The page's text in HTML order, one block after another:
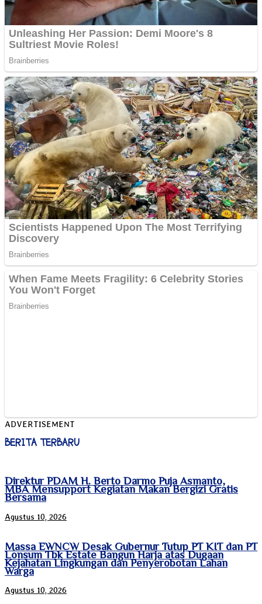
ADVERTISEMENT
BERITA TERBARU
Direktur PDAM H. Berto Darmo Puja Asmanto,
MBA Mensupport Kegiatan Makan Bergizi Gratis
Bersama
Agustus 10, 2026
Massa EWNCW Desak Gubernur Tutup PT KIT dan PT
Lonsum Tbk Estate Bangun Harja atas Dugaan
Kejahatan Lingkungan dan Penyerobotan Lahan
Warga
Agustus 10, 2026